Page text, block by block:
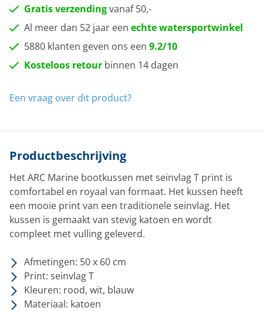
Gratis verzendingvanaf 50,-
Al meer dan 52 jaar een echte watersportwinkel
5880 klanten geven ons een 9.2/10
Kosteloos retour binnen 14 dagen
Een vraag over dit product?
Productbeschrijving
Het ARC Marine bootkussen met seinvlag T print is
comfortabel en royaal van formaat. Het kussen heeft
een mooie print van een traditionele seinvlag. Het
kussen is gemaakt van stevig katoen en wordt
compleet met vulling geleverd.
Afmetingen: 50 x 60 cm
Print: seinvlag T
Kleuren: rood, wit, blauw
Materiaal: katoen